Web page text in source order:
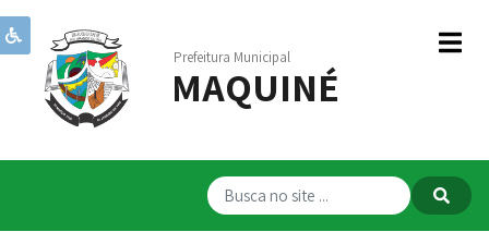
Prefeitura Municipal
MAQUINÉ
Institucional
Governo